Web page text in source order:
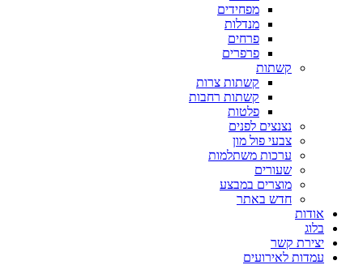
מפחידים
מנדלות
פרחים
פרפרים
קשתות
קשתות צרות
קשתות רחבות
פלטות
נצנצים לפנים
צבעי פול מון
ערכות משתלמות
שעורים
מוצרים במבצע
חדש באתר
אודות
בלוג
יצירת קשר
עמדות לאירועים